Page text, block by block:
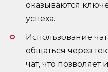
оказываются
успеха.
Использование
общаться через
чат, что